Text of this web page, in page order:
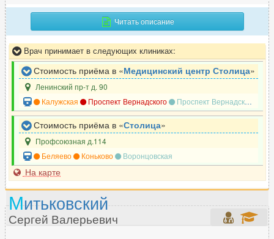
Реабилитолог 160
Реаниматолог 286
Ревматолог 123
Рентгенолог 258
Репродуктолог (ЭКО) 207
Рефлексотерапевт
С
Сексолог
Сомнолог
Спортивный врач 73
Стоматолог 4669
Сурдолог 33
Читать описание
Врач принимает в следующих клиниках:
Стоимость приёма в «Медицинский центр Столица»
Ленинский пр-т д. 90
Калужская
Проспект Вернадского Проспект Вернадского
Стоимость приёма в «Столица»
Профсоюзная д.114
Беляево
Коньково Воронцовская
На карте
Митьковский
Сергей Валерьевич